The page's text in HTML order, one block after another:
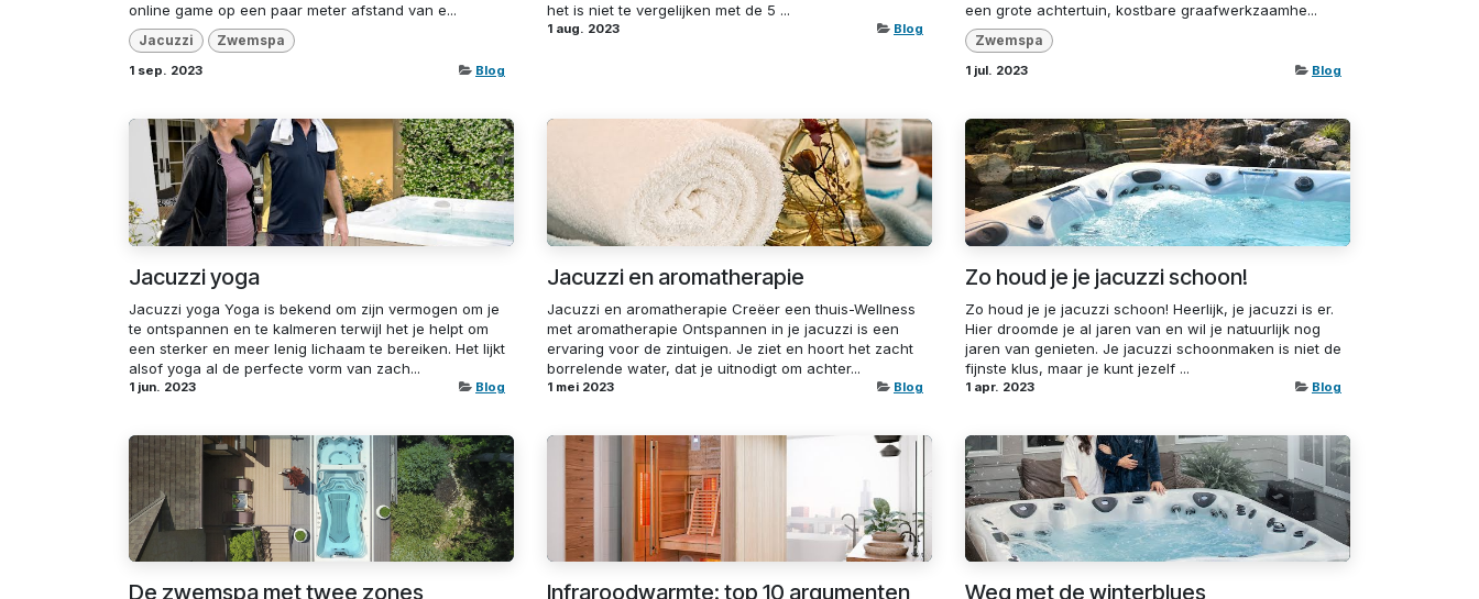
online game op een paar meter afstand van e...
Jacuzzi Zwemspa
1 sep. 2023 Blog
het is niet te vergelijken met de 5 ...
1 aug. 2023 Blog
een grote achtertuin, kostbare graafwerkzaamhe...
Zwemspa
1 jul. 2023 Blog
Jacuzzi yoga
Jacuzzi yoga Yoga is bekend om zijn vermogen om je
te ontspannen en te kalmeren terwijl het je helpt om
een sterker en meer lenig lichaam te bereiken. Het lijkt
alsof yoga al de perfecte vorm van zach...
1 jun. 2023 Blog
Jacuzzi en aromatherapie
Jacuzzi en aromatherapie Creëer een thuis-Wellness
met aromatherapie Ontspannen in je jacuzzi is een
ervaring voor de zintuigen. Je ziet en hoort het zacht
borrelende water, dat je uitnodigt om achter...
1 mei 2023 Blog
Zo houd je je jacuzzi schoon!
Zo houd je je jacuzzi schoon! Heerlijk, je jacuzzi is er.
Hier droomde je al jaren van en wil je natuurlijk nog
jaren van genieten. Je jacuzzi schoonmaken is niet de
fijnste klus, maar je kunt jezelf ...
1 apr. 2023 Blog
De zwemspa met twee zones Infraroodwarmte: top 10 argumenten Weg met de winterblues